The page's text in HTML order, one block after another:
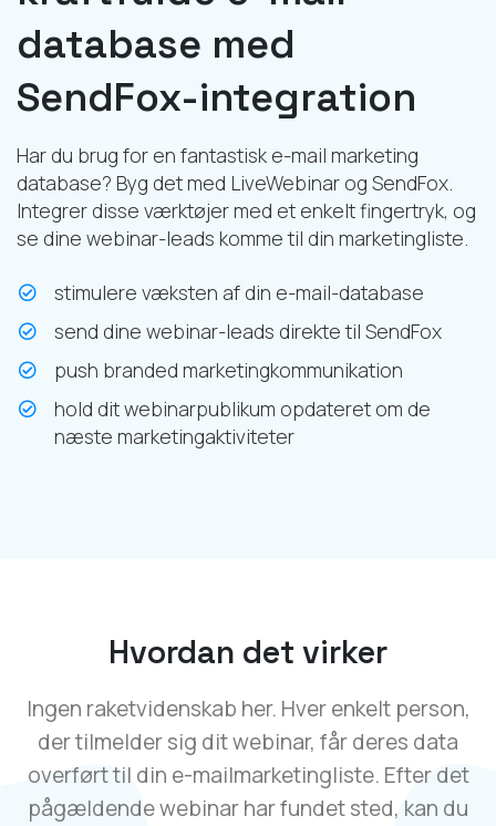
database med
SendFox-integration
Har du brug for en fantastisk e-mail marketing
database? Byg det med LiveWebinar og SendFox.
Integrer disse værktøjer med et enkelt fingertryk, og
se dine webinar-leads komme til din marketingliste.
stimulere væksten af din e-mail-database
send dine webinar-leads direkte til SendFox
push branded marketingkommunikation
hold dit webinarpublikum opdateret om de
næste marketingaktiviteter
Hvordan det virker
Ingen raketvidenskab her. Hver enkelt person,
der tilmelder sig dit webinar, får deres data
overført til din e-mailmarketingliste. Efter det
pågældende webinar har fundet sted, kan du